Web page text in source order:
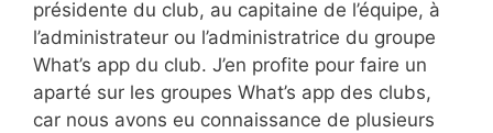
présidente du club, au capitaine de l’équipe, à
l’administrateur ou l’administratrice du groupe
What’s app du club. J’en profite pour faire un
aparté sur les groupes What’s app des clubs,
car nous avons eu connaissance de plusieurs